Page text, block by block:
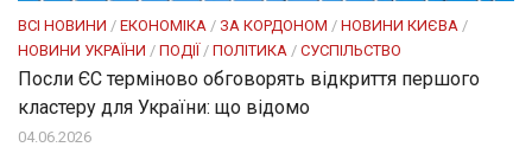
ВСІ НОВИНИ / ЕКОНОМІКА / ЗА КОРДОНОМ / НОВИНИ КИЄВА /
НОВИНИ УКРАЇНИ / ПОДІЇ/ ПОЛІТИКА / СУСПІЛЬСТВО
Посли ЄC терміново обговорять відкриття першого
кластеру для України: що відомо
04.06.2026